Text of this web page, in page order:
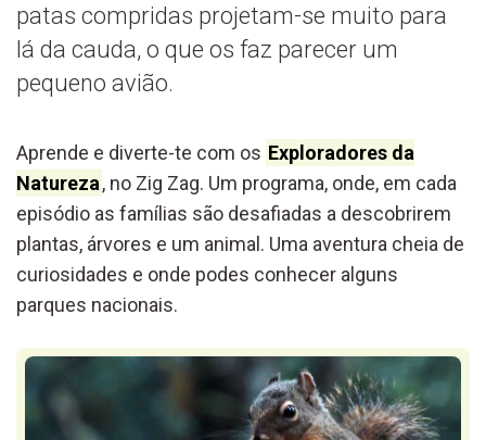
patas compridas projetam-se muito para
lá da cauda, o que os faz parecer um
pequeno avião.
Aprende e diverte-te com os Exploradores da
Natureza, no Zig Zag. Um programa, onde, em cada
episódio as famílias são desafiadas a descobrirem
plantas, árvores e um animal. Uma aventura cheia de
curiosidades e onde podes conhecer alguns
parques nacionais.